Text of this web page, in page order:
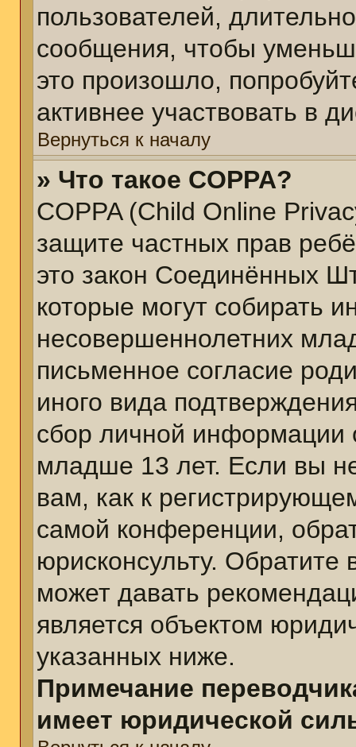
пользователей,
сообщения, чтобы
это произошло,
активнее участвовать в
Вернуться к началу
» Что такое COPPA?
COPPA (Child Online
защите частных прав
это закон Соединённых
которые могут собирать
несовершеннолетних
письменное согласие
иного вида
сбор личной информации
младше 13 лет. Если вы
вам, как к
самой конференции,
юрисконсульту.
может давать
является объектом
указанных ниже.
Примечание
имеет юридической